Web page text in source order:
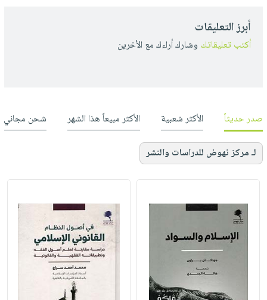
أبرز التعليقات
أكتب تعليقاتك وشارك أراءك مع الأخرين
صدر حديثاً الأكثر شعبية الأكثر مبيعاً هذا الشهر شحن مجاني
لـ مركز نهوض للدراسات والنشر